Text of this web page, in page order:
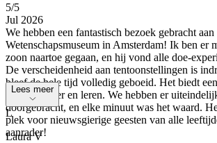
5/5
Jul 2026
We hebben een fantastisch bezoek gebracht
Wetenschapsmuseum in Amsterdam! Ik ben er
zoon naartoe gegaan, en hij vond alle doe-
De verscheidenheid aan tentoonstellingen is
bleef de hele tijd volledig geboeid. Het biedt
tussen plezier en leren. We hebben er
doorgebracht, en elke minuut was het waard.
plek voor nieuwsgierige geesten van alle
aanrader!
Lees meer
L
Laura V